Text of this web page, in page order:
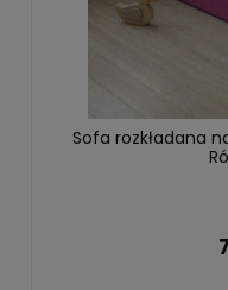
Sofa rozkładana